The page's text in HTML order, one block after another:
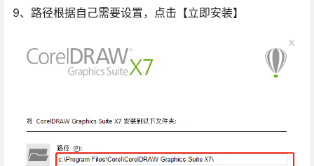
9、路径根据自己需要设置，点击【立即安装】